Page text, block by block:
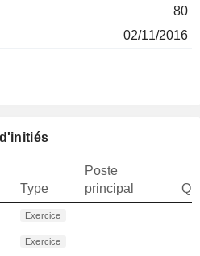
80
02/11/2016
Type
Poste
principal
Exercice
Exercice